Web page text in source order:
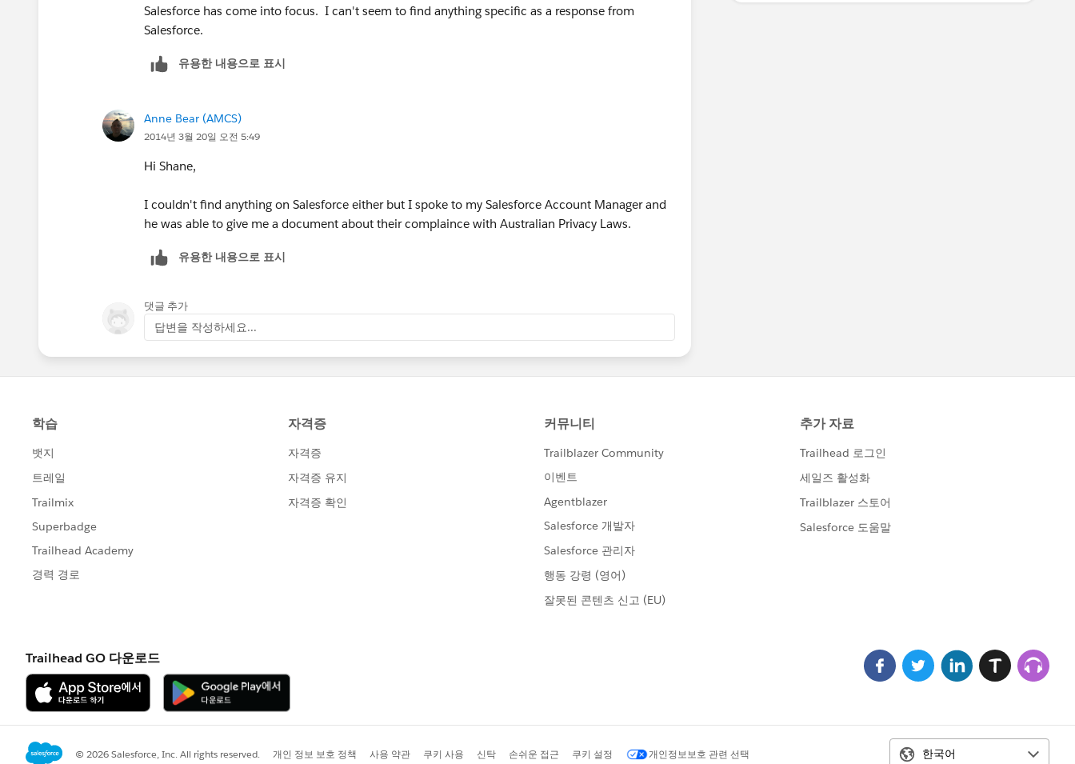
Salesforce has come into focus. I can't seem to find anything specific as a response from
Salesforce.
유용한 내용으로 표시
Anne Bear (AMCS)
2014년 3월 20일 오전 5:49
Hi Shane,
I couldn't find anything on Salesforce either but I spoke to my Salesforce Account Manager and
he was able to give me a document about their complaince with Australian Privacy Laws.
유용한 내용으로 표시
댓글 추가
답변을 작성하세요...